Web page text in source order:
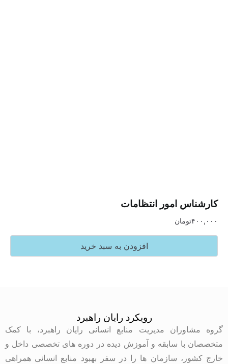
امور انتظامات
تومان
افزودن به سبد خرید
رویکرد رایان راهبرد
مدیریت منابع انسانی رایان راهبرد، با کمک
با سابقه و آموزش دیده در دوره های تخصصی داخل و
سازمان ها را در سفر بهبود منابع انسانی همراهی